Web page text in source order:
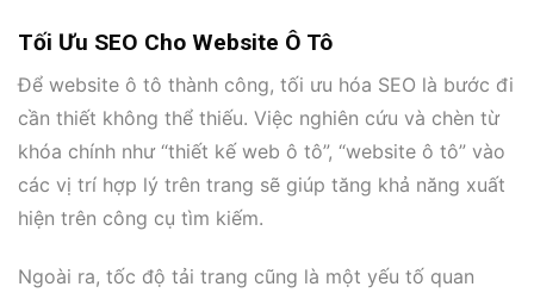
Tối Ưu SEO Cho Website Ô Tô
Để website ô tô thành công, tối ưu hóa SEO là bước đi
cần thiết không thể thiếu. Việc nghiên cứu và chèn từ
khóa chính như “thiết kế web ô tô”, “website ô tô” vào
các vị trí hợp lý trên trang sẽ giúp tăng khả năng xuất
hiện trên công cụ tìm kiếm.
Ngoài ra, tốc độ tải trang cũng là một yếu tố quan